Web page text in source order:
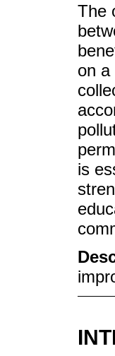
The
on a
is